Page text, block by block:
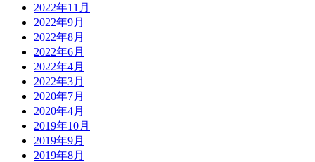
2022年11月
2022年9月
2022年8月
2022年6月
2022年4月
2022年3月
2020年7月
2020年4月
2019年10月
2019年9月
2019年8月